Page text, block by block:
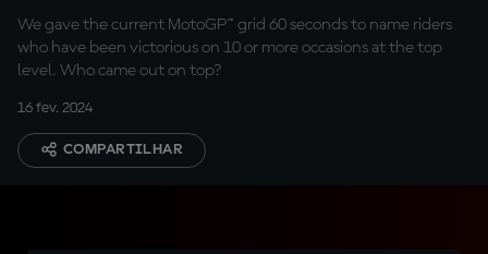
We gave the current MotoGP™ grid 60 seconds to name riders
who have been victorious on 10 or more occasions at the top
level. Who came out on top?
16 fev. 2024
COMPARTILHAR